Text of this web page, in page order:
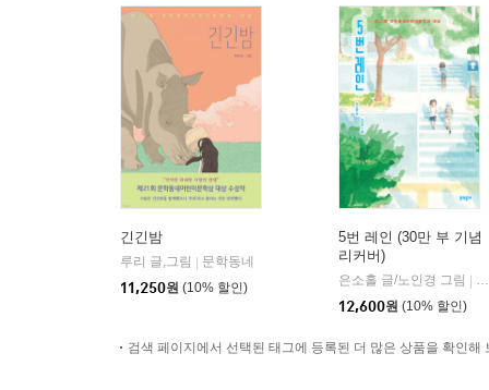
긴긴밤
루리 글,그림
문학동네
11,250원 (10% 할인)
5번 레인 (30만 부 기념
리커버)
은소홀 글/노인경 그림
12,600원 (10% 할인)
검색 페이지에서 선택된 태그에 등록된 더 많은 상품을 확인해